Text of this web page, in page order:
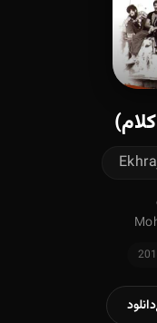
دانلود